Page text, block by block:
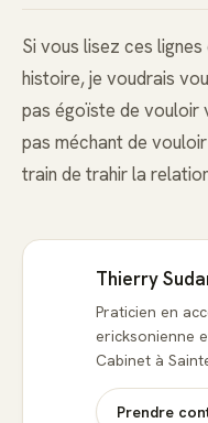
Si vous lisez ces
histoire, je voudrais
pas égoïste de vouloir
pas méchant de
train de trahir la
Thierry
Praticien en
ericksonienne
Cabinet à
Prendre